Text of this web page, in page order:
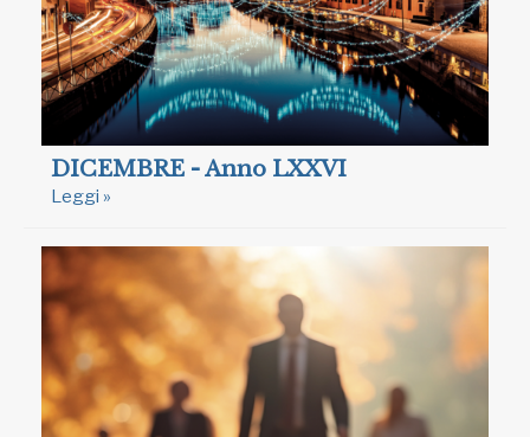
DICEMBRE - Anno LXXVI
Leggi »